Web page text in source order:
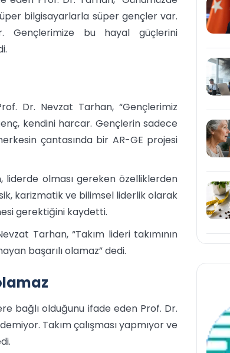
bilgisayarlarla süper gençler var.
Gençlerimize bu hayal güçlerini
Dr. Nevzat Tarhan, “Gençlerimiz
kendini harcar. Gençlerin sadece
çantasında bir AR-GE projesi
liderde olması gereken özelliklerden
karizmatik ve bilimsel liderlik olarak
gerektiğini kaydetti.
Tarhan, “Takım lideri takımının
başarılı olamaz” dedi.
bağlı olduğunu ifade eden Prof. Dr.
Takım çalışması yapmıyor ve